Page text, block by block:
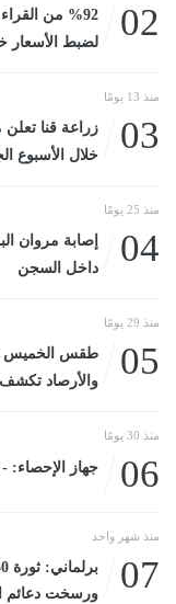
02
%92 من
لضبط الأسعار
منذ 13 يومًا
03
زراعة قنا
خلال الأسبوع الجارياليوم
منذ 25 يومًا
04
إصابة مروان
داخل السجن
منذ 29 يومًا
05
والأرصاد تكشف
منذ 30 يومًا
06 جهاز الإحصاء: - 0.9% معدل التضخم الشهرى لشهر يونيو 2026
منذ شهر واحد
07